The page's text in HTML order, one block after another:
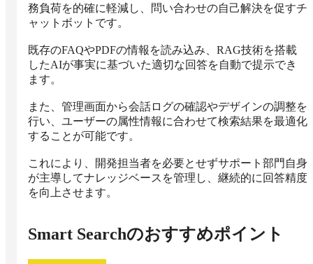
務負荷を的確に軽減し、問い合わせの自己解決を促すチ
ャットボットです。
既存のFAQやPDFの情報を読み込み、RAG技術を搭載
したAIが事実に基づいた適切な回答を自動で提示でき
ます。
また、管理画面から会話ログの確認やデザインの調整を
行い、ユーザーの属性情報に合わせて検索結果を最適化
することが可能です。
これにより、開発担当者を必要とせずサポート部門自身
が主導してナレッジベースを管理し、継続的に回答精度
を向上させます。
Smart Searchのおすすめポイント